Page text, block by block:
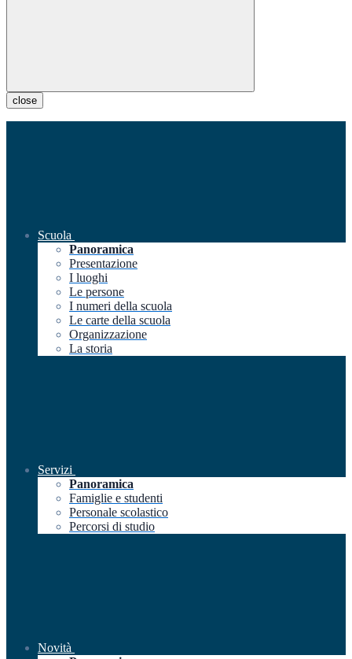
close
Scuola
Panoramica
Presentazione
I luoghi
Le persone
I numeri della scuola
Le carte della scuola
Organizzazione
La storia
Servizi
Panoramica
Famiglie e studenti
Personale scolastico
Percorsi di studio
Novità